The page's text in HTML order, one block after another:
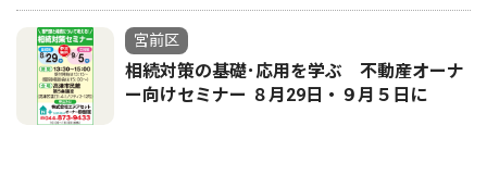
宮前区
相続対策の基礎･応用を学ぶ 不動産オーナ
ー向けセミナー ８月29日・９月５日に